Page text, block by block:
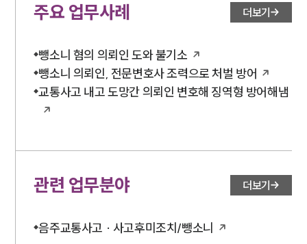
주요 업무사례 더보기
뺑소니 혐의 의뢰인 도와 불기소
뺑소니 의뢰인, 전문변호사 조력으로 처벌 방어
교통사고 내고 도망간 의뢰인 변호해 징역형 방어해냄
관련 업무분야 더보기
음주교통사고 · 사고후미조치/뺑소니